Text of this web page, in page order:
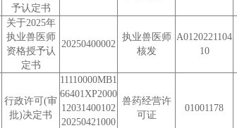
予认定书
关于2025年
执业兽医师
资格授予认
定书
20250400002
执业兽医师
核发
A0120221104
10
行政许可(审
批)决定书
11110000MB1
66401XP2000
12031400102
20250421000
兽药经营许
可证
01001178